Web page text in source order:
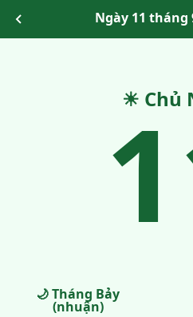
Ngày 11 tháng
☀ Chủ
🌙 Tháng Bảy
(nhuận)